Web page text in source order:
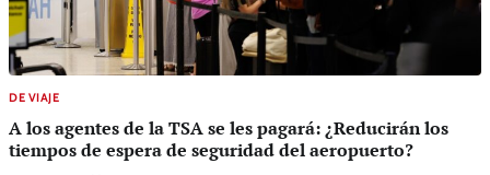
DE VIAJE
A los agentes de la TSA se les pagará: ¿Reducirán los
tiempos de espera de seguridad del aeropuerto?